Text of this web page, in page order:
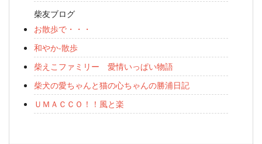
柴友ブログ
お散歩で・・・
和やか-散歩
柴えこファミリー 愛情いっぱい物語
柴犬の愛ちゃんと猫の心ちゃんの勝浦日記
ＵＭＡＣＣＯ！！風と楽